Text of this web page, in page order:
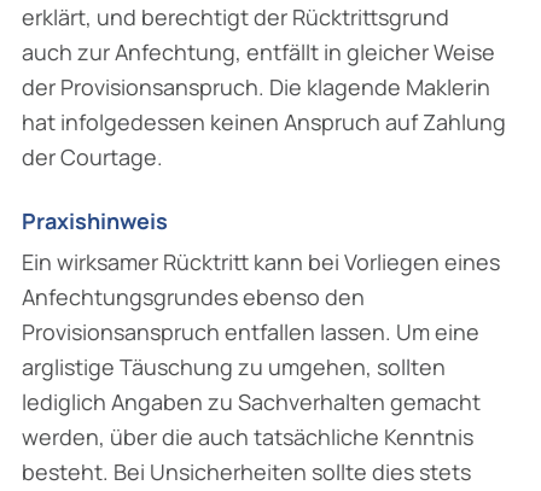
erklärt, und berechtigt der Rücktrittsgrund
auch zur Anfechtung, entfällt in gleicher Weise
der Provisionsanspruch. Die klagende Maklerin
hat infolgedessen keinen Anspruch auf Zahlung
der Courtage.
Praxishinweis
Ein wirksamer Rücktritt kann bei Vorliegen eines
Anfechtungsgrundes ebenso den
Provisionsanspruch entfallen lassen. Um eine
arglistige Täuschung zu umgehen, sollten
lediglich Angaben zu Sachverhalten gemacht
werden, über die auch tatsächliche Kenntnis
besteht. Bei Unsicherheiten sollte dies stets